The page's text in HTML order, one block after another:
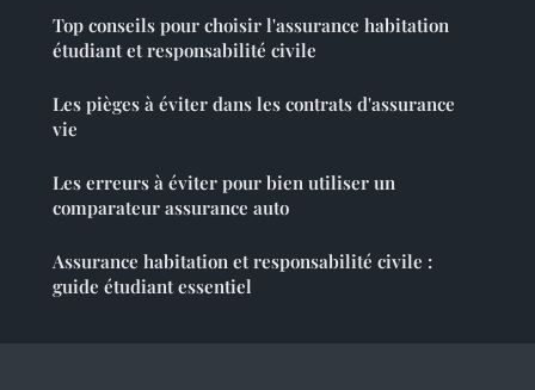
Top conseils pour choisir l'assurance habitation
étudiant et responsabilité civile
Les pièges à éviter dans les contrats d'assurance
vie
Les erreurs à éviter pour bien utiliser un
comparateur assurance auto
Assurance habitation et responsabilité civile :
guide étudiant essentiel